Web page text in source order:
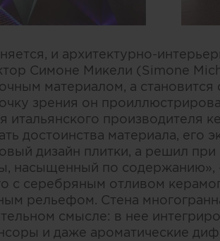
и архитектурно-
Симоне Микели (Simone
материалом, а
зрения он
итальянского производителя
достоинства материала, его
дизайн плитки, а решил
насыщенный по
с серебряным отливом
рельефом. Стена
смысле: в нее
и даже ароматические